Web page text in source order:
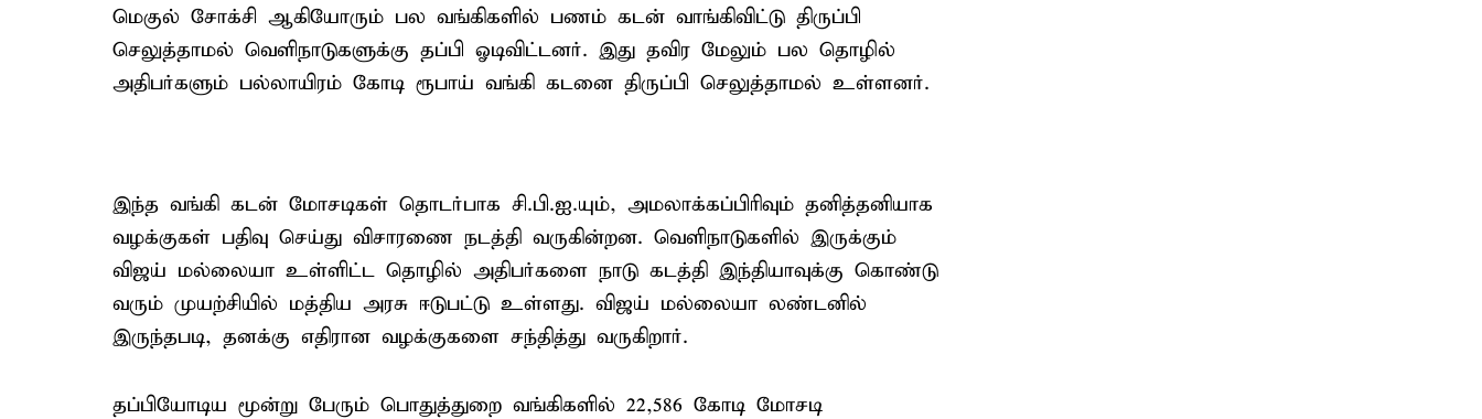
மெகுல் சோக்சி ஆகியோரும் பல வங்கிகளில் பணம் கடன் வாங்கிவிட்டு திருப்பி
செலுத்தாமல் வெளிநாடுகளுக்கு தப்பி ஓடிவிட்டனர். இது தவிர மேலும் பல தொழில்
அதிபர்களும் பல்லாயிரம் கோடி ரூபாய் வங்கி கடனை திருப்பி செலுத்தாமல் உள்ளனர்.
இந்த வங்கி கடன் மோசடிகள் தொடர்பாக சி.பி.ஐ.யும், அமலாக்கப்பிரிவும் தனித்தனியாக
வழக்குகள் பதிவு செய்து விசாரணை நடத்தி வருகின்றன. வெளிநாடுகளில் இருக்கும்
விஜய் மல்லையா உள்ளிட்ட தொழில் அதிபர்களை நாடு கடத்தி இந்தியாவுக்கு கொண்டு
வரும் முயற்சியில் மத்திய அரசு ஈடுபட்டு உள்ளது. விஜய் மல்லையா லண்டனில்
இருந்தபடி, தனக்கு எதிரான வழக்குகளை சந்தித்து வருகிறார்.
தப்பியோடிய மூன்று பேரும் பொதுத்துறை வங்கிகளில் 22,586 கோடி மோசடி